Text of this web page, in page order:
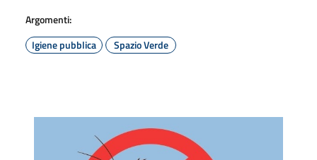
Argomenti:
Igiene pubblica
Spazio Verde